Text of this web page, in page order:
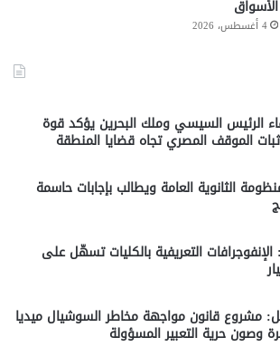
الأسواق
4 أغسطس، 2026
الرئيس السيسي وملك البحرين يؤكد قوة
الموقف المصري تجاه قضايا المنطقة
الثانوية العامة ويطالب بإجابات حاسمة
التعريفية بالكليات تسهّل على
مشروع قانون مواجهة مخاطر السوشيال ميديا
وصون حرية التعبير المسؤولة